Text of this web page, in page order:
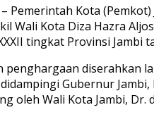
– Pemerintah Kota
Wali Kota Diza Hazra
tingkat Provinsi Jambi
penghargaan diserahkan
Gubernur
oleh Wali Kota Jambi, Dr.